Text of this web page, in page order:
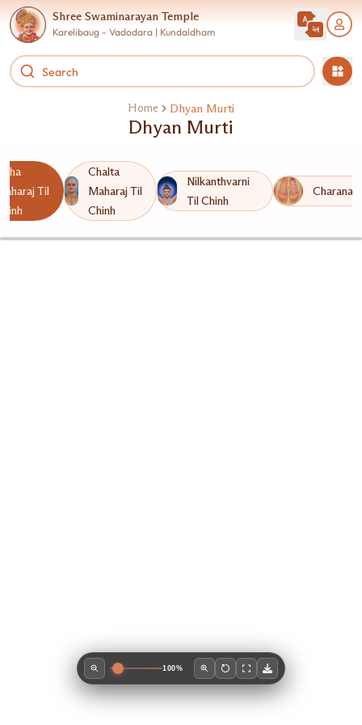
Shree Swaminarayan Temple
Karelibaug - Vadodara | Kundaldham
Home Dhyan Murti
Dhyan Murti
Til
Chalta
Maharaj Til
Chinh
Nilkanthvarni
Til Chinh
100%